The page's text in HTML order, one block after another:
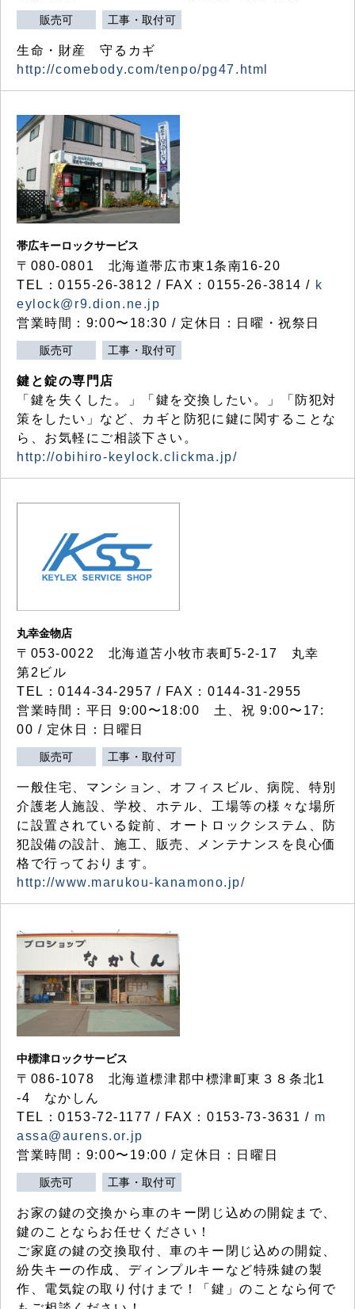
販売可 工事・取付可
生命・財産 守るカギ
http://comebody.com/tenpo/pg47.html
帯広キーロックサービス
〒080-0801 北海道帯広市東1条南16-20
TEL：0155-26-3812 / FAX：0155-26-3814 / k
eylock@r9.dion.ne.jp
営業時間：9:00〜18:30 / 定休日：日曜・祝祭日
販売可 工事・取付可
鍵と錠の専門店
「鍵を失くした。」「鍵を交換したい。」「防犯対
策をしたい」など、カギと防犯に鍵に関することな
ら、お気軽にご相談下さい。
http://obihiro-keylock.clickma.jp/
丸幸金物店
〒053-0022 北海道苫小牧市表町5-2-17 丸幸
第2ビル
TEL：0144-34-2957 / FAX：0144-31-2955
営業時間：平日 9:00〜18:00 土、祝 9:00〜17:
00 / 定休日：日曜日
販売可 工事・取付可
一般住宅、マンション、オフィスビル、病院、特別
介護老人施設、学校、ホテル、工場等の様々な場所
に設置されている錠前、オートロックシステム、防
犯設備の設計、施工、販売、メンテナンスを良心価
格で行っております。
http://www.marukou-kanamono.jp/
中標津ロックサービス
〒086-1078 北海道標津郡中標津町東３８条北1
-4 なかしん
TEL：0153-72-1177 / FAX：0153-73-3631 / m
assa@aurens.or.jp
営業時間：9:00〜19:00 / 定休日：日曜日
販売可 工事・取付可
お家の鍵の交換から車のキー閉じ込めの開錠まで、
鍵のことならお任せください！
ご家庭の鍵の交換取付、車のキー閉じ込めの開錠、
紛失キーの作成、ディンプルキーなど特殊鍵の製
作、電気錠の取り付けまで！「鍵」のことなら何で